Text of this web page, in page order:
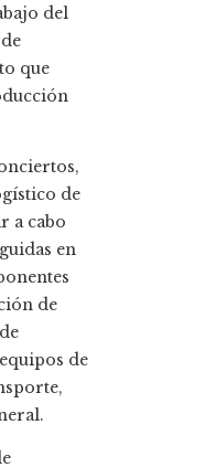
del
que
de
a cabo
en
de
de